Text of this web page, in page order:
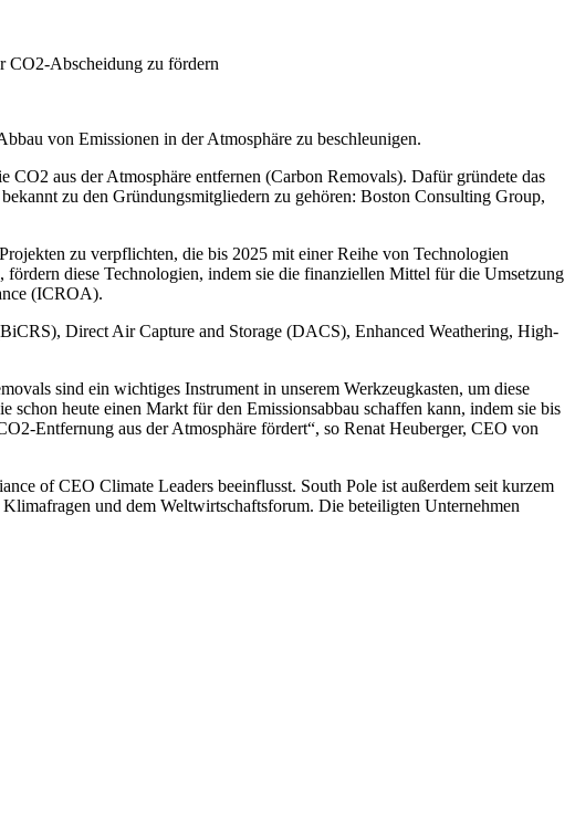
CO2-Abscheidung zu fördern
von Emissionen in der Atmosphäre zu beschleunigen.
aus der Atmosphäre entfernen (Carbon Removals). Dafür gründete das
zu den Gründungsmitgliedern zu gehören: Boston Consulting Group,
zu verpflichten, die bis 2025 mit einer Reihe von Technologien
diese Technologien, indem sie die finanziellen Mittel für die Umsetzung
(ICROA).
Direct Air Capture and Storage (DACS), Enhanced Weathering, High-
sind ein wichtiges Instrument in unserem Werkzeugkasten, um diese
heute einen Markt für den Emissionsabbau schaffen kann, indem sie bis
Entfernung aus der Atmosphäre fördert“, so Renat Heuberger, CEO von
of CEO Climate Leaders beeinflusst. South Pole ist außerdem seit kurzem
und dem Weltwirtschaftsforum. Die beteiligten Unternehmen